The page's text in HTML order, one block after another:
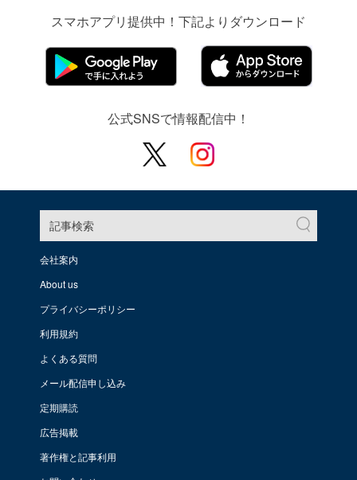
スマホアプリ提供中！下記よりダウンロード
公式SNSで情報配信中！
記事検索
会社案内
About us
プライバシーポリシー
利用規約
よくある質問
メール配信申し込み
定期購読
広告掲載
著作権と記事利用